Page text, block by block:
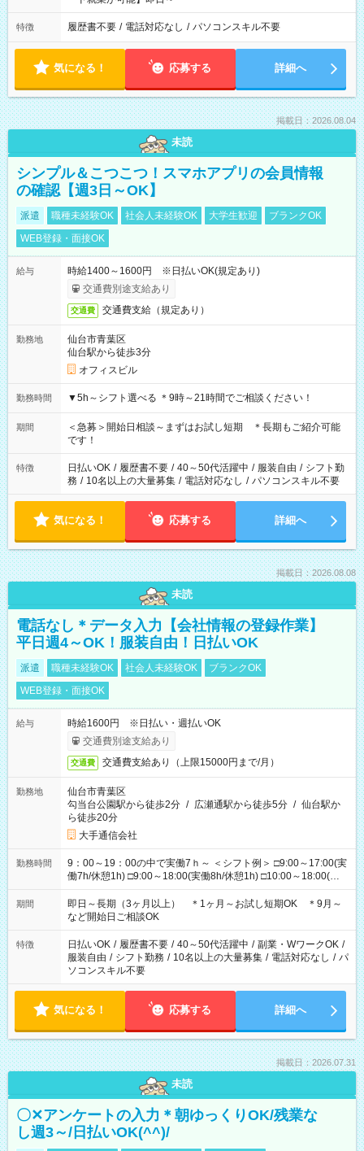
特徴 履歴書不要 / 電話対応なし / パソコンスキル不要
気になる！ 応募する 詳細へ
掲載日：2026.08.04
未読
シンプル＆こつこつ！スマホアプリの会員情報
の確認【週3日～OK】
派遣 職種未経験OK 社会人未経験OK 大学生歓迎
ブランクOK
WEB登録・面接OK
給与
時給1400～1600円 ※日払いOK(規定あり)
交通費別途支給あり
交通費 交通費支給（規定あり）
勤務地
仙台市青葉区
仙台駅から徒歩3分
オフィスビル
勤務時間 ▼5h～シフト選べる ＊9時～21時間でご相談ください！
期間
＜急募＞開始日相談～まずはお試し短期 ＊長期もご紹介可能
です！
特徴 日払いOK / 履歴書不要 / 40～50代活躍中 / 服装自由 / シフト勤
務 / 10名以上の大量募集 / 電話対応なし / パソコンスキル不要
気になる！ 応募する 詳細へ
掲載日：2026.08.08
未読
電話なし＊データ入力【会社情報の登録作業】
平日週4～OK！服装自由！日払いOK
派遣 職種未経験OK 社会人未経験OK
ブランクOK
WEB登録・面接OK
給与
時給1600円 ※日払い・週払いOK
交通費別途支給あり
交通費 交通費支給あり（上限15000円まで/月）
勤務地
仙台市青葉区
勾当台公園駅から徒歩2分 / 広瀬通駅から徒歩5分 / 仙台駅か
ら徒歩20分
大手通信会社
勤務時間
9：00～19：00の中で実働7ｈ～ ＜シフト例＞ □9:00～17:00(実
働7h/休憩1h) □9:00～18:00(実働8h/休憩1h) □10:00～18:00(実
働7h/休憩1h) □10:00～19:00(実働8h/休憩1h) ＊時間固定ＯＫ
期間
即日～長期（3ヶ月以上） ＊1ヶ月～お試し短期OK ＊9月～
など開始日ご相談OK
特徴 日払いOK / 履歴書不要 / 40～50代活躍中 / 副業・WワークOK /
服装自由 / シフト勤務 / 10名以上の大量募集 / 電話対応なし / パ
ソコンスキル不要
気になる！ 応募する 詳細へ
掲載日：2026.07.31
未読
〇✕アンケートの入力＊朝ゆっくりOK/残業な
し週3～/日払いOK(^^)/